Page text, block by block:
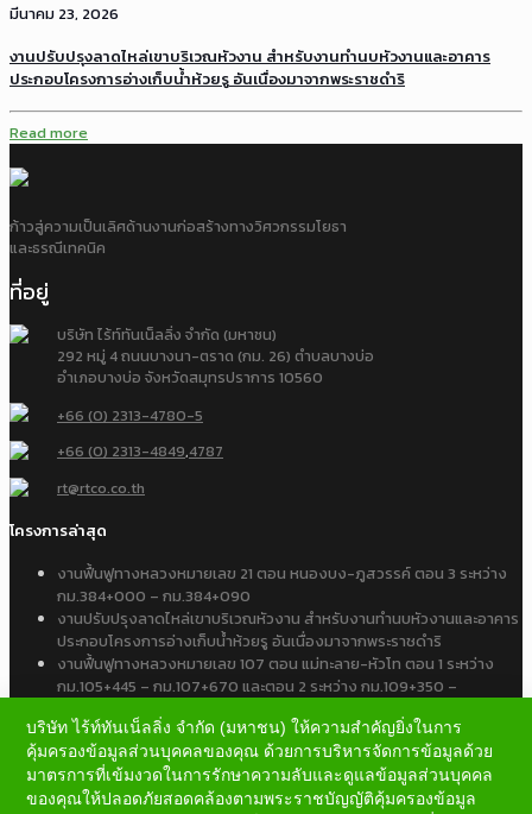
มีนาคม 23, 2026
งานปรับปรุงลาดไหล่เขาบริเวณหัวงาน สำหรับงานทำนบหัวงานและอาคาร
ประกอบโครงการอ่างเก็บน้ำห้วยรู อันเนื่องมาจากพระราชดำริ
Read more
ก้าวสู่ความเป็นเลิศด้านงานก่อสร้างทางวิศวกรรมโยธา
และธรณีเทคนิค
ที่อยู่
บริษัท ไร้ท์ทันเน็ลลิ่ง จำกัด (มหาชน)
292 หมู่ 4 ถนนบางนา-ตราด (กม. 26) ตำบลบางบ่อ
อำเภอบางบ่อ จังหวัดสมุทรปราการ 10560
+66 (0) 2313-4780-5
+66 (0) 2313-4849,4787
rt@rtco.co.th
โครงการล่าสุด
งานฟื้นฟูทางหลวงหมายเลข 21 ตอน หนองบง-ภูสวรรค์ ตอน 3 ระหว่าง
กม.384+000 – กม.384+090
งานปรับปรุงลาดไหล่เขาบริเวณหัวงาน สำหรับงานทำนบหัวงานและอาคาร
ประกอบโครงการอ่างเก็บน้ำห้วยรู อันเนื่องมาจากพระราชดำริ
งานฟื้นฟูทางหลวงหมายเลข 107 ตอน แม่ทะลาย-หัวโท ตอน 1 ระหว่าง
กม.105+445 – กม.107+670 และตอน 2 ระหว่าง กม.109+350 –
บริษัท ไร้ท์ทันเน็ลลิ่ง จำกัด (มหาชน) ให้ความสำคัญยิ่งในการ
คุ้มครองข้อมูลส่วนบุคคลของคุณ ด้วยการบริหารจัดการข้อมูลด้วย
มาตรการที่เข้มงวดในการรักษาความลับและดูแลข้อมูลส่วนบุคคล
ของคุณให้ปลอดภัยสอดคล้องตามพระราชบัญญัติคุ้มครองข้อมูล